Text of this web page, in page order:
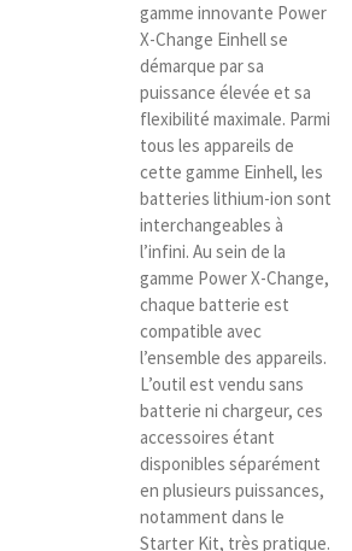
gamme innovante Power
X-Change Einhell se
démarque par sa
puissance élevée et sa
flexibilité maximale. Parmi
tous les appareils de
cette gamme Einhell, les
batteries lithium-ion sont
interchangeables à
l’infini. Au sein de la
gamme Power X-Change,
chaque batterie est
compatible avec
l’ensemble des appareils.
L’outil est vendu sans
batterie ni chargeur, ces
accessoires étant
disponibles séparément
en plusieurs puissances,
notamment dans le
Starter Kit, très pratique.